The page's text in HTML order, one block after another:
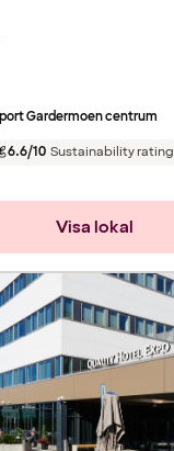
Gardermoen centrum
6.6/10 Sustainability rating
Visa lokal